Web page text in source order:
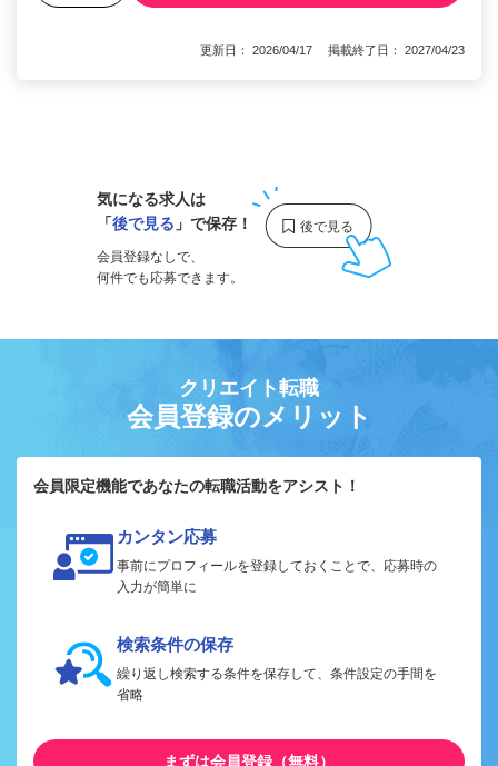
更新日： 2026/04/17 掲載終了日： 2027/04/23
気になる求人は
「後で見る 」で保存！
会員登録なしで、
何件でも応募できます。
クリエイト転職
会員登録のメリット
会員限定機能であなたの転職活動をアシスト！
カンタン応募
事前にプロフィールを登録しておくことで、応募時の
入力が簡単に
検索条件の保存
繰り返し検索する条件を保存して、条件設定の手間を
省略
まずは会員登録（無料）